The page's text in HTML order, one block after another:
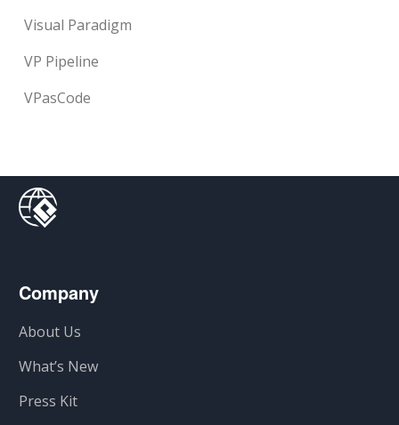
Visual Paradigm
VP Pipeline
VPasCode
Company
About Us
What’s New
Press Kit